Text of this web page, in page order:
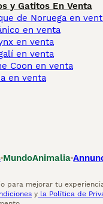
y Gatitos En Venta
de Noruega en
en venta
en venta
en venta
Coon en venta
en venta
MundoAnimalia
para mejorar tu
y la Política de